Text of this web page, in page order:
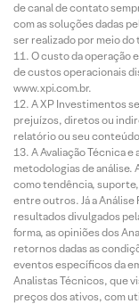
de canal de contato
com as soluções dadas
ser realizado por meio
O custo da operação
de custos operacionais
www.xpi.com.br.
A XP Investimentos
prejuízos, diretos ou
relatório ou seu
A Avaliação Técnica
metodologias de análise.
como tendência,
entre outros. Já a
resultados divulgados
forma, as opiniões dos
retornos dadas as
eventos específicos da
Analistas Técnicos, que
preços dos ativos, com